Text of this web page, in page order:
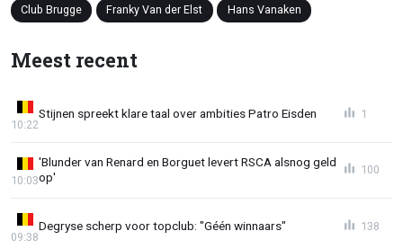
Club Brugge Franky Van der Elst Hans Vanaken
Meest recent
Stijnen spreekt klare taal over ambities Patro Eisden
10:22
1
'Blunder van Renard en Borguet levert RSCA alsnog geld
op'
10:03
100
Degryse scherp voor topclub: "Géén winnaars"
09:38
138